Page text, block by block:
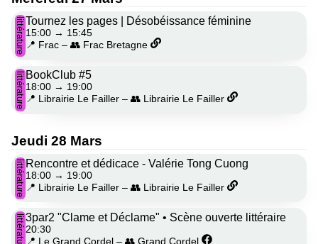
littératureTournez les pages | Désobéissance féminine
15:00 → 15:45
📍 Frac – 👥 Frac Bretagne
littératureBookClub #5
18:00 → 19:00
📍 Librairie Le Failler – 👥 Librairie Le Failler
Jeudi 28 Mars
littératureRencontre et dédicace - Valérie Tong Cuong
18:00 → 19:00
📍 Librairie Le Failler – 👥 Librairie Le Failler
littérature3par2 "Clame et Déclame" • Scène ouverte littéraire
20:30
📍 Le Grand Cordel – 👥 Grand Cordel